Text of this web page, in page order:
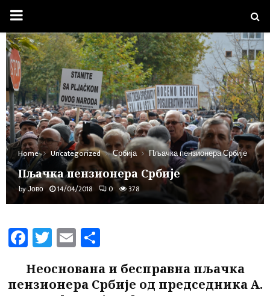
PRIMARY
MENU
Home Uncategorized Србија Пљачка пензионера Србије
Пљачка пензионера Србије
byЈово 14/04/2018 0 378
Fa
ce
b
T
wi
tt
E
m
aile
Неоснована и бесправна пљачка
пензионера Србије од председника А.